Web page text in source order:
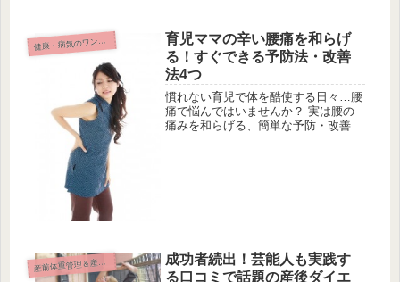
た、帝王切開で出産をした場合には、
産後ダイエットで注意すべき点があり
ま...
健康・病気のワンポイント
育児ママの辛い腰痛を和らげ
る！すぐできる予防法・改善
法4つ
慣れない育児で体を酷使する日々…腰
痛で悩んではいませんか？ 実は腰の
痛みを和らげる、簡単な予防・改善の
産前体重管理＆産後ダイエット
成功者続出！芸能人も実践す
る口コミで話題の産後ダイエ